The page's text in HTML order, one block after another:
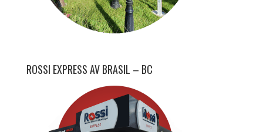
ROSSI EXPRESS AV BRASIL – BC